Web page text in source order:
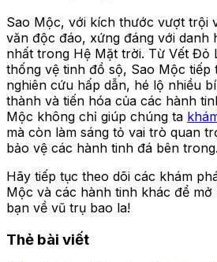
Sao Mộc, với kích thước vượt trội
văn độc đáo, xứng đáng với danh
nhất trong Hệ Mặt trời. Từ Vết Đỏ
thống vệ tinh đồ sộ, Sao Mộc tiếp
nghiên cứu hấp dẫn, hé lộ nhiều
thành và tiến hóa của các hành
Mộc không chỉ giúp chúng ta
mà còn làm sáng tỏ vai trò quan
bảo vệ các hành tinh đá bên trong.
Hãy tiếp tục theo dõi các khám
Mộc và các hành tinh khác để mở
bạn về vũ trụ bao la!
Thẻ bài viết